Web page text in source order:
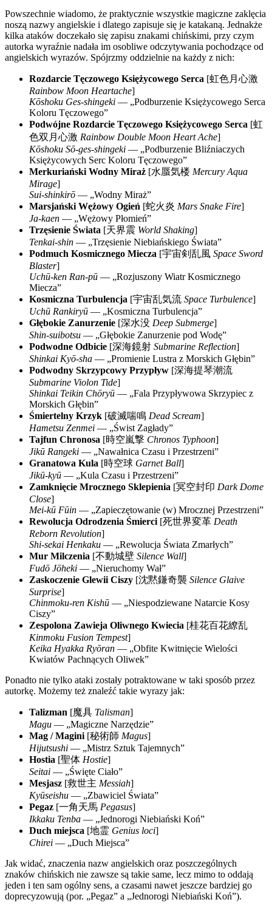
Powszechnie wiadomo, że praktycznie wszystkie magiczne zaklęcia
noszą nazwy angielskie i dlatego zapisuje się je katakaną. Jednakże
kilka ataków doczekało się zapisu znakami chińskimi, przy czym
autorka wyraźnie nadała im osobliwe odczytywania pochodzące od
angielskich wyrazów. Spójrzmy oddzielnie na każdy z nich:
Rozdarcie Tęczowego Księżycowego Serca [虹色月心激
Rainbow Moon Heartache]
Kōshoku Ges-shingeki — „Podburzenie Księżycowego Serca
Koloru Tęczowego”
Podwójne Rozdarcie Tęczowego Księżycowego Serca [虹
色双月心激 Rainbow Double Moon Heart Ache]
Kōshoku Sō-ges-shingeki — „Podburzenie Bliźniaczych
Księżycowych Serc Koloru Tęczowego”
Merkuriański Wodny Miraż [水蜃気楼 Mercury Aqua
Mirage]
Sui-shinkirō — „Wodny Miraż”
Marsjański Wężowy Ogień [蛇火炎 Mars Snake Fire]
Ja-kaen — „Wężowy Płomień”
Trzęsienie Świata [天界震 World Shaking]
Tenkai-shin — „Trzęsienie Niebiańskiego Świata”
Podmuch Kosmicznego Miecza [宇宙剣乱風 Space Sword
Blaster]
Uchū-ken Ran-pū — „Rozjuszony Wiatr Kosmicznego
Miecza”
Kosmiczna Turbulencja [宇宙乱気流 Space Turbulence]
Uchū Rankiryū — „Kosmiczna Turbulencja”
Głębokie Zanurzenie [深水没 Deep Submerge]
Shin-suibotsu — „Głębokie Zanurzenie pod Wodę”
Podwodne Odbicie [深海鏡射 Submarine Reflection]
Shinkai Kyō-sha — „Promienie Lustra z Morskich Głębin”
Podwodny Skrzypcowy Przypływ [深海提琴潮流
Submarine Violon Tide]
Shinkai Teikin Chōryū — „Fala Przypływowa Skrzypiec z
Morskich Głębin”
Śmiertelny Krzyk [破滅喘鳴 Dead Scream]
Hametsu Zenmei — „Świst Zagłady”
Tajfun Chronosa [時空嵐撃 Chronos Typhoon]
Jikū Rangeki — „Nawałnica Czasu i Przestrzeni”
Granatowa Kula [時空球 Garnet Ball]
Jikū-kyū — „Kula Czasu i Przestrzeni”
Zamknięcie Mrocznego Sklepienia [冥空封印 Dark Dome
Close]
Mei-kū Fūin — „Zapieczętowanie (w) Mrocznej Przestrzeni”
Rewolucja Odrodzenia Śmierci [死世界変革 Death
Reborn Revolution]
Shi-sekai Henkaku — „Rewolucja Świata Zmarłych”
Mur Milczenia [不動城壁 Silence Wall]
Fudō Jōheki — „Nieruchomy Wał”
Zaskoczenie Glewii Ciszy [沈黙鎌奇襲 Silence Glaive
Surprise]
Chinmoku-ren Kishū — „Niespodziewane Natarcie Kosy
Ciszy”
Zespolona Zawieja Oliwnego Kwiecia [桂花百花繚乱
Kinmoku Fusion Tempest]
Keika Hyakka Ryōran — „Obfite Kwitnięcie Wielości
Kwiatów Pachnących Oliwek”
Ponadto nie tylko ataki zostały potraktowane w taki sposób przez
autorkę. Możemy też znaleźć takie wyrazy jak:
Talizman [魔具 Talisman]
Magu — „Magiczne Narzędzie”
Mag / Magini [秘術師 Magus]
Hijutsushi — „Mistrz Sztuk Tajemnych”
Hostia [聖体 Hostie]
Seitai — „Święte Ciało”
Mesjasz [救世主 Messiah]
Kyūseishu — „Zbawiciel Świata”
Pegaz [一角天馬 Pegasus]
Ikkaku Tenba — „Jednorogi Niebiański Koń”
Duch miejsca [地霊 Genius loci]
Chirei — „Duch Miejsca”
Jak widać, znaczenia nazw angielskich oraz poszczególnych
znaków chińskich nie zawsze są takie same, lecz mimo to oddają
jeden i ten sam ogólny sens, a czasami nawet jeszcze bardziej go
doprecyzowują (por. „Pegaz” a „Jednorogi Niebiański Koń”).